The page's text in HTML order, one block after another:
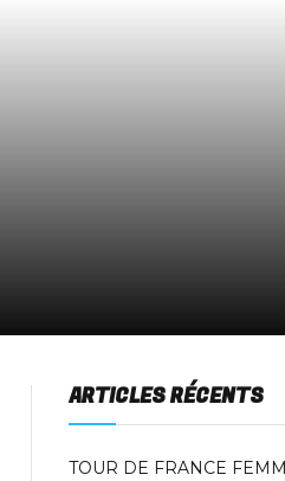
ARTICLES RÉCENTS
TOUR DE FRANCE